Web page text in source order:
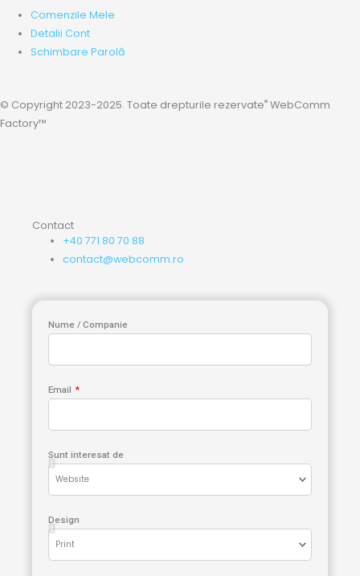
Comenzile Mele
Detalii Cont
Schimbare Parolă
© Copyright 2023-2025. Toate drepturile rezervate® WebComm
Factory™
Contact
+40 771 80 70 88
contact@webcomm.ro
Nume / Companie
Email
Sunt interesat de
Design